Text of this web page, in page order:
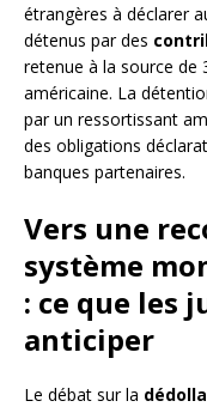
étrangères à déclarer
détenus par des
retenue à la source de
américaine. La
par un ressortissant
des obligations
banques partenaires.
Vers une
système
: ce que les
anticiper
Le débat sur la